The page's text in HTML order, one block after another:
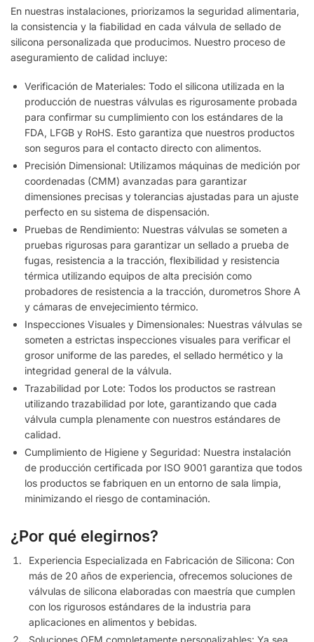
En nuestras instalaciones, priorizamos la seguridad alimentaria,
la consistencia y la fiabilidad en cada válvula de sellado de
silicona personalizada que producimos. Nuestro proceso de
aseguramiento de calidad incluye:
Verificación de Materiales: Todo el silicona utilizada en la
producción de nuestras válvulas es rigurosamente probada
para confirmar su cumplimiento con los estándares de la
FDA, LFGB y RoHS. Esto garantiza que nuestros productos
son seguros para el contacto directo con alimentos.
Precisión Dimensional: Utilizamos máquinas de medición por
coordenadas (CMM) avanzadas para garantizar
dimensiones precisas y tolerancias ajustadas para un ajuste
perfecto en su sistema de dispensación.
Pruebas de Rendimiento: Nuestras válvulas se someten a
pruebas rigurosas para garantizar un sellado a prueba de
fugas, resistencia a la tracción, flexibilidad y resistencia
térmica utilizando equipos de alta precisión como
probadores de resistencia a la tracción, durometros Shore A
y cámaras de envejecimiento térmico.
Inspecciones Visuales y Dimensionales: Nuestras válvulas se
someten a estrictas inspecciones visuales para verificar el
grosor uniforme de las paredes, el sellado hermético y la
integridad general de la válvula.
Trazabilidad por Lote: Todos los productos se rastrean
utilizando trazabilidad por lote, garantizando que cada
válvula cumpla plenamente con nuestros estándares de
calidad.
Cumplimiento de Higiene y Seguridad: Nuestra instalación
de producción certificada por ISO 9001 garantiza que todos
los productos se fabriquen en un entorno de sala limpia,
minimizando el riesgo de contaminación.
¿Por qué elegirnos?
Experiencia Especializada en Fabricación de Silicona: Con
más de 20 años de experiencia, ofrecemos soluciones de
válvulas de silicona elaboradas con maestría que cumplen
con los rigurosos estándares de la industria para
aplicaciones en alimentos y bebidas.
Soluciones OEM completamente personalizables: Ya sea